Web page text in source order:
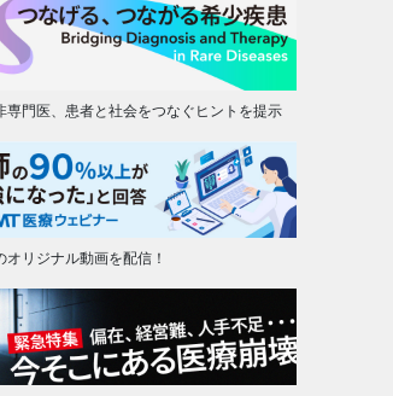
専門医、患者と社会をつなぐヒントを提示
オリジナル動画を配信！